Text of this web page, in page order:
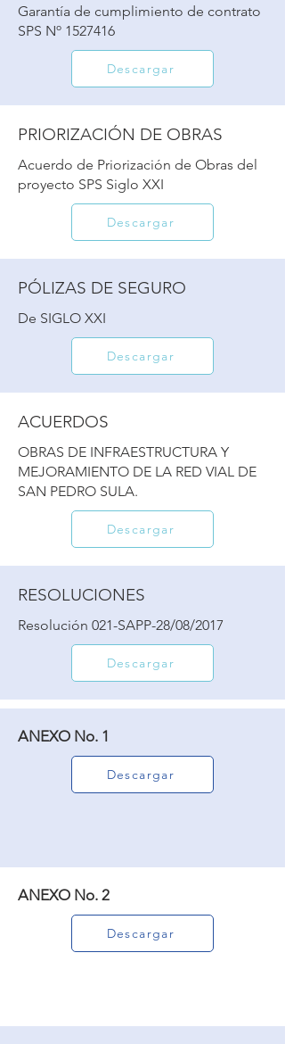
Garantía de cumplimiento de contrato
SPS Nº 1527416
Descargar
PRIORIZACIÓN DE OBRAS
Acuerdo de Priorización de Obras del
proyecto SPS Siglo XXI
Descargar
PÓLIZAS DE SEGURO
De SIGLO XXI
Descargar
ACUERDOS
OBRAS DE INFRAESTRUCTURA Y
MEJORAMIENTO DE LA RED VIAL DE
SAN PEDRO SULA.
Descargar
RESOLUCIONES
Resolución 021-SAPP-28/08/2017
Descargar
ANEXO No. 1
Descargar
ANEXO No. 2
Descargar